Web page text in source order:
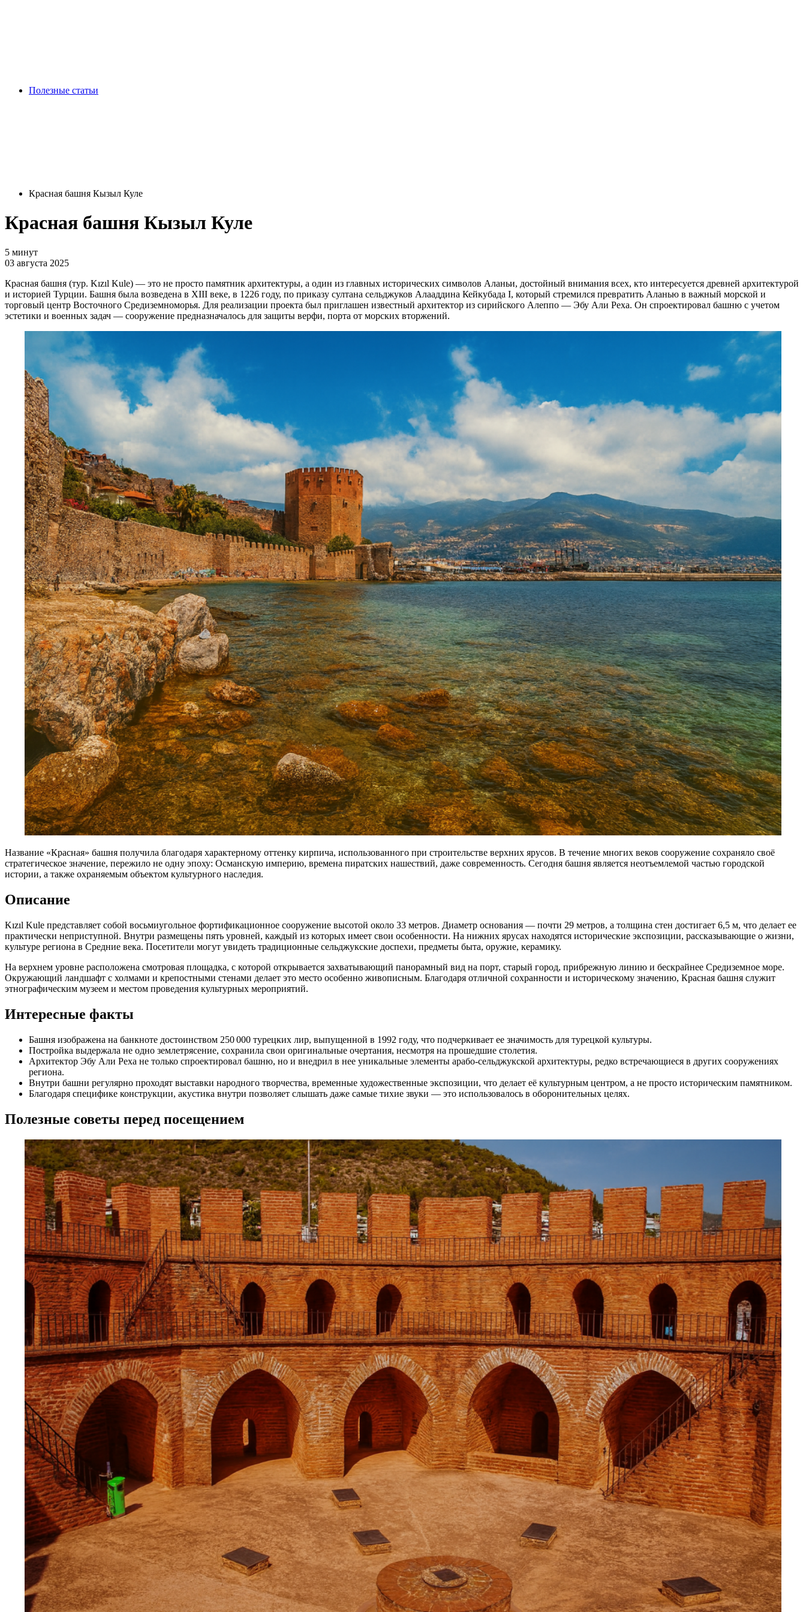
Полезные статьи
Красная башня Кызыл Куле
Красная башня Кызыл Куле
5 минут
03 августа 2025
Красная башня (тур. Kızıl Kule) — это не просто памятник архитектуры, а один из главных исторических символов Аланьи, достойный внимания всех, кто интересуется древней архитектурой
и историей Турции. Башня была возведена в XIII веке, в 1226 году, по приказу султана сельджуков Алааддина Кейкубада I, который стремился превратить Аланью в важный морской и
торговый центр Восточного Средиземноморья. Для реализации проекта был приглашен известный архитектор из сирийского Алеппо — Эбу Али Реха. Он спроектировал башню с учетом
эстетики и военных задач — сооружение предназначалось для защиты верфи, порта от морских вторжений.
Название «Красная» башня получила благодаря характерному оттенку кирпича, использованного при строительстве верхних ярусов. В течение многих веков сооружение сохраняло своё
стратегическое значение, пережило не одну эпоху: Османскую империю, времена пиратских нашествий, даже современность. Сегодня башня является неотъемлемой частью городской
истории, а также охраняемым объектом культурного наследия.
Описание
Kızıl Kule представляет собой восьмиугольное фортификационное сооружение высотой около 33 метров. Диаметр основания — почти 29 метров, а толщина стен достигает 6,5 м, что делает ее
практически неприступной. Внутри размещены пять уровней, каждый из которых имеет свои особенности. На нижних ярусах находятся исторические экспозиции, рассказывающие о жизни,
культуре региона в Средние века. Посетители могут увидеть традиционные сельджукские доспехи, предметы быта, оружие, керамику.
На верхнем уровне расположена смотровая площадка, с которой открывается захватывающий панорамный вид на порт, старый город, прибрежную линию и бескрайнее Средиземное море.
Окружающий ландшафт с холмами и крепостными стенами делает это место особенно живописным. Благодаря отличной сохранности и историческому значению, Красная башня служит
этнографическим музеем и местом проведения культурных мероприятий.
Интересные факты
Башня изображена на банкноте достоинством 250 000 турецких лир, выпущенной в 1992 году, что подчеркивает ее значимость для турецкой культуры.
Постройка выдержала не одно землетрясение, сохранила свои оригинальные очертания, несмотря на прошедшие столетия.
Архитектор Эбу Али Реха не только спроектировал башню, но и внедрил в нее уникальные элементы арабо-сельджукской архитектуры, редко встречающиеся в других сооружениях
региона.
Внутри башни регулярно проходят выставки народного творчества, временные художественные экспозиции, что делает её культурным центром, а не просто историческим памятником.
Благодаря специфике конструкции, акустика внутри позволяет слышать даже самые тихие звуки — это использовалось в оборонительных целях.
Полезные советы перед посещением